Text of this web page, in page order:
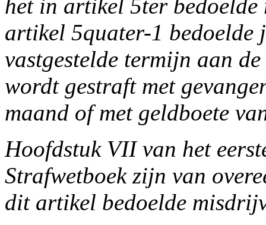
het in artikel 5ter
artikel 5quater-1 bedoelde
vastgestelde termijn aan
wordt gestraft met
maand of met geldboete
Hoofdstuk VII van het
Strafwetboek zijn van
dit artikel bedoelde